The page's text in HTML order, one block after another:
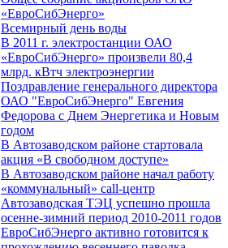
«ЕвроСибЭнерго»
Всемирный день воды
В 2011 г. электростанции ОАО
«ЕвроСибЭнерго» произвели 80,4
млрд. кВтч электроэнергии
Поздравление генерального директора
ОАО "ЕвроСибЭнерго" Евгения
Федорова с Днем Энергетика и Новым
годом
В Автозаводском районе стартовала
акция «В свободном доступе»
В Автозаводском районе начал работу
«коммунальный» call-центр
Автозаводская ТЭЦ успешно прошла
осенне-зимний период 2010-2011 годов
ЕвроСибЭнерго активно готовится к